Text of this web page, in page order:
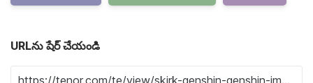
URLను షేర్ చేయండి